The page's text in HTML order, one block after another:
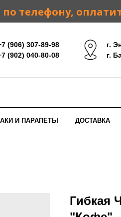
телефону,
(906) 307-89-98
(902) 040-80-08
г.
г.
И ПАРАПЕТЫ ДОСТАВКА
Гибкая